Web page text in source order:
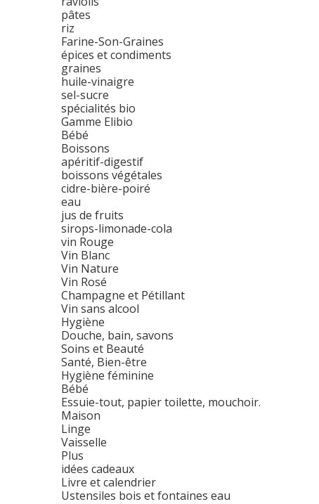
pâtes
riz
Farine-Son-Graines
épices et condiments
graines
huile-vinaigre
sel-sucre
spécialités bio
Gamme Elibio
Bébé
Boissons
apéritif-digestif
boissons végétales
cidre-bière-poiré
eau
jus de fruits
sirops-limonade-cola
vin Rouge
Vin Blanc
Vin Nature
Vin Rosé
Champagne et Pétillant
Vin sans alcool
Hygiène
Douche, bain, savons
Soins et Beauté
Santé, Bien-être
Hygiène féminine
Bébé
Essuie-tout, papier toilette, mouchoir.
Maison
Linge
Vaisselle
Plus
idées cadeaux
Livre et calendrier
Ustensiles bois et fontaines eau